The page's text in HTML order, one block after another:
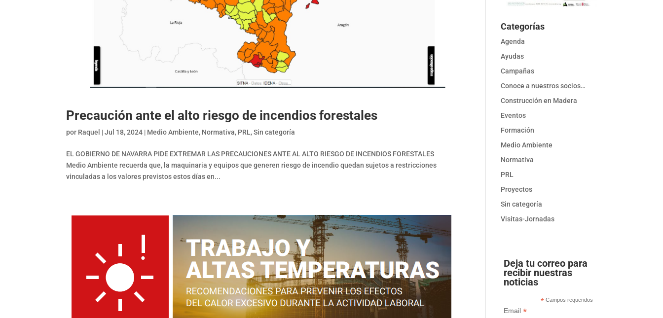
Precaución ante el alto riesgo de incendios forestales
por Raquel |Jul 18, 2024 | Medio Ambiente, Normativa, PRL,Sin categoría
EL GOBIERNO DE NAVARRA PIDE EXTREMAR LAS PRECAUCIONES ANTE AL ALTO RIESGO DE INCENDIOS FORESTALES
Medio Ambiente recuerda que, la maquinaria y equipos que generen riesgo de incendio quedan sujetos a restricciones
vinculadas a los valores previstos estos días en...
Categorías
Agenda
Ayudas
Campañas
Conoce a nuestros socios…
Construcción en Madera
Eventos
Formación
Medio Ambiente
Normativa
PRL
Proyectos
Sin categoría
Visitas-Jornadas
Deja tu correo para
recibir nuestras
noticias
* Campos requeridos
Email *